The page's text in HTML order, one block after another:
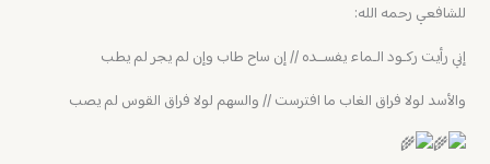
للشافعي رحمه الله:
إني رأيت ركـود الـماء يفســده // إن ساح طاب وإن لم يجر لم يطب
والأسد لولا فراق الغاب ما افترست // والسهم لولا فراق القوس لم يصب